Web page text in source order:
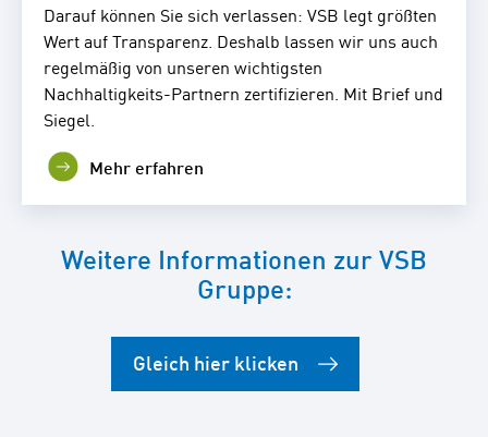
Darauf können Sie sich verlassen: VSB legt größten
Wert auf Transparenz. Deshalb lassen wir uns auch
regelmäßig von unseren wichtigsten
Nachhaltigkeits-Partnern zertifizieren. Mit Brief und
Siegel.
Mehr erfahren
Weitere Informationen zur VSB
Gruppe:
Gleich hier klicken